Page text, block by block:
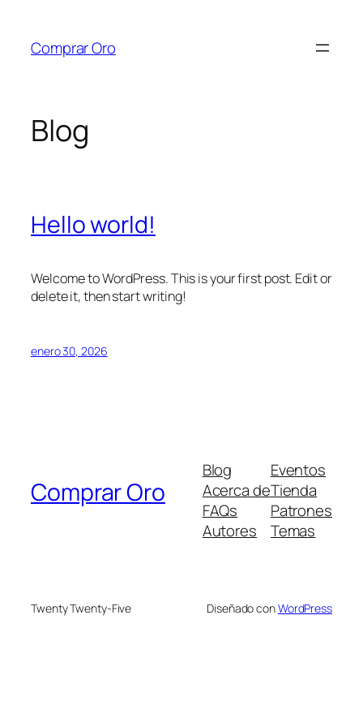
contenido
Comprar Oro
Blog
Hello world!
Welcome to WordPress. This is your first post. Edit or
delete it, then start writing!
enero 30, 2026
Comprar Oro
Blog
Acerca de
FAQs
Autores
Eventos
Tienda
Patrones
Temas
Twenty Twenty-Five Diseñado conWordPress